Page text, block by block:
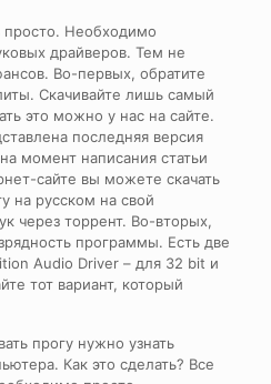
Необходимо
драйверов. Тем не
Во-первых, обратите
Скачивайте лишь самый
это можно у нас на сайте.
последняя версия
момент написания статьи
сайте вы можете скачать
на русском на свой
через торрент. Во-вторых,
программы. Есть две
Audio Driver – для 32 bit и
тот вариант, который
прогу нужно узнать
Как это сделать? Все